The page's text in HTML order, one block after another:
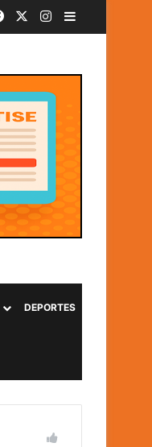
Facebook Instagram
DEPORTES